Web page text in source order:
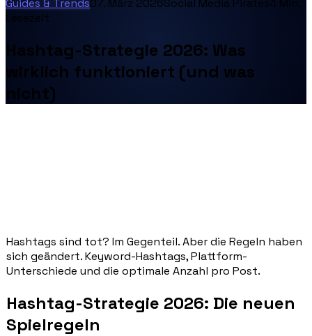
Guides & Trends07. März 2026Social Media Pirates4 Min.
Lesezeit
Hashtag-Strategie 2026: Was
wirklich funktioniert (und was
nicht)
Hashtags sind tot? Im Gegenteil. Aber die Regeln haben
sich geändert. Keyword-Hashtags, Plattform-
Unterschiede und die optimale Anzahl pro Post.
Hashtag-Strategie 2026: Die neuen
Spielregeln